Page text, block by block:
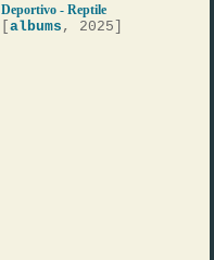
Deportivo - Reptile
[albums , 2025]